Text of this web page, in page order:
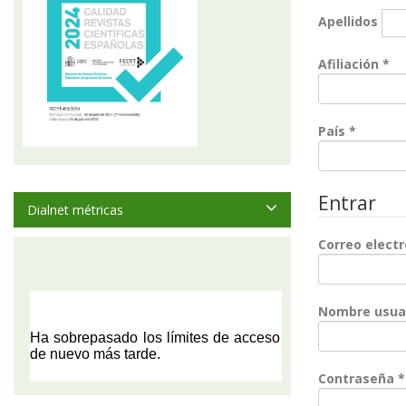
Apellidos
Afiliación *
País *
Entrar
Correo
Nombre
Contraseña *
Dialnet métricas